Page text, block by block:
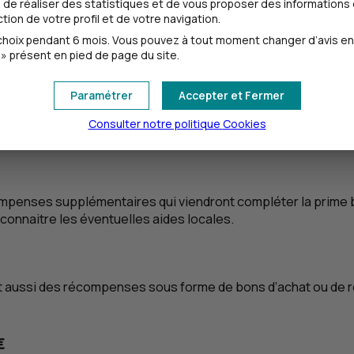
avec mention
locale, pouvez-vousprétendre à des aides
conditions, comme les critères sociaux et la
supplémentaires qui viendront compléter la prime
les éventuelles aides locales.
des récompenses sous forme de bons d’achat ou
réaliser des statistiques et de vous proposer des informations
de votre profil et de votre navigation.
pendant 6 mois. Vous pouvez à tout moment changer d’avis
présent en pied de page du site.
Accepter et Fermer
Paramétrer
Consulter notre politique Cookies